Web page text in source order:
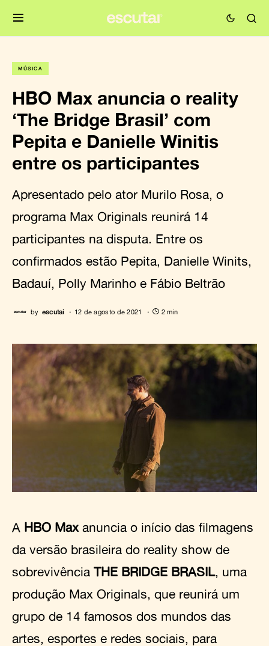
MÚSICA
HBO Max anuncia o reality
‘The Bridge Brasil’ com
Pepita e Danielle Winitis
entre os participantes
Apresentado pelo ator Murilo Rosa, o
programa Max Originals reunirá 14
participantes na disputa. Entre os
confirmados estão Pepita, Danielle Winits,
Badauí, Polly Marinho e Fábio Beltrão
by escutai 12 de agosto de 2021 2 min
A HBO Max anuncia o início das filmagens
da versão brasileira do reality show de
sobrevivência THE BRIDGE BRASIL, uma
produção Max Originals, que reunirá um
grupo de 14 famosos dos mundos das
artes, esportes e redes sociais, para